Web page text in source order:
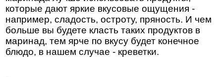
которые дают яркие вкусовые ощущения -
например, сладость, остроту, пряность. И чем
больше вы будете класть таких продуктов в
маринад, тем ярче по вкусу будет конечное
блюдо, в нашем случае - креветки.